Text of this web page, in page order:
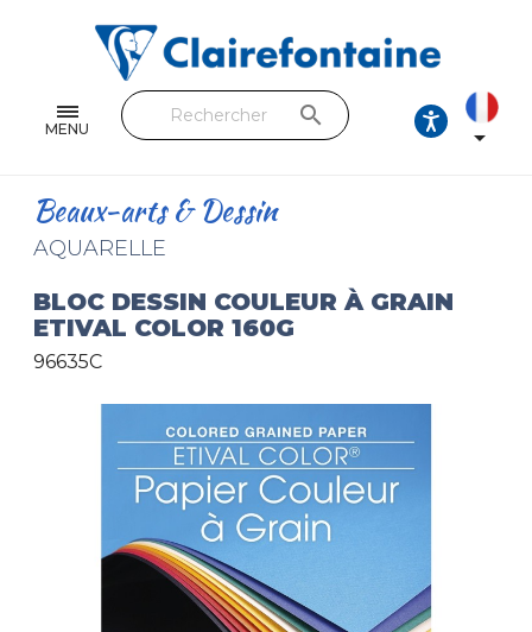
MENU
Feuilles & Copies
Beaux-arts & Dessin
Loisirs créatifs
Cuir & trousses
RETROUVEZ NOS COLLECTIONS
Toutes les collections
search

Beaux-arts & Dessin
AQUARELLE
BLOC DESSIN COULEUR À GRAIN
ETIVAL COLOR 160G
96635C